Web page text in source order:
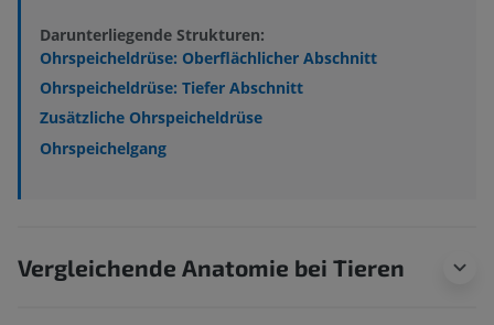
Darunterliegende Strukturen:
Ohrspeicheldrüse: Oberflächlicher Abschnitt
Ohrspeicheldrüse: Tiefer Abschnitt
Zusätzliche Ohrspeicheldrüse
Ohrspeichelgang
Vergleichende Anatomie bei Tieren